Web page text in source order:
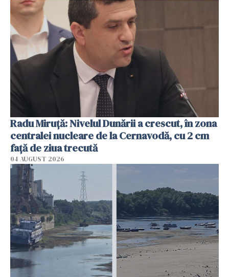
Radu Miruţă: Nivelul Dunării a crescut, în zona
centralei nucleare de la Cernavodă, cu 2 cm
faţă de ziua trecută
04 AUGUST 2026